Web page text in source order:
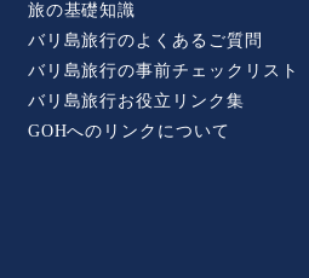
旅の基礎知識
バリ島旅行のよくあるご質問
バリ島旅行の事前チェックリスト
バリ島旅行お役立リンク集
GOHへのリンクについて